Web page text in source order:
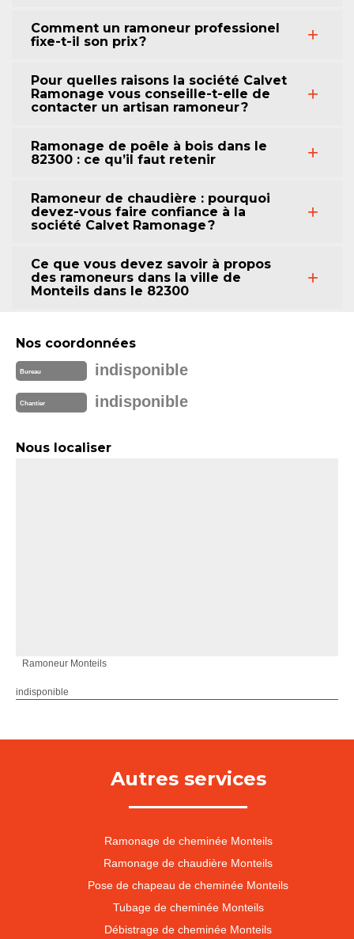
Comment un ramoneur professionel
fixe-t-il son prix ?
Pour quelles raisons la société Calvet
Ramonage vous conseille-t-elle de
contacter un artisan ramoneur ?
Ramonage de poêle à bois dans le
82300 : ce qu’il faut retenir
Ramoneur de chaudière : pourquoi
devez-vous faire confiance à la
société Calvet Ramonage ?
Ce que vous devez savoir à propos
des ramoneurs dans la ville de
Monteils dans le 82300
Nos coordonnées
Bureau indisponible
Chantier indisponible
Nous localiser
Ramoneur Monteils
indisponible
Autres services
Ramonage de cheminée Monteils
Ramonage de chaudière Monteils
Pose de chapeau de cheminée Monteils
Tubage de cheminée Monteils
Débistrage de cheminée Monteils